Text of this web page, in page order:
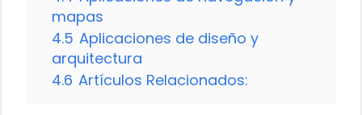
mapas
4.5 Aplicaciones de diseño y
arquitectura
4.6 Artículos Relacionados: